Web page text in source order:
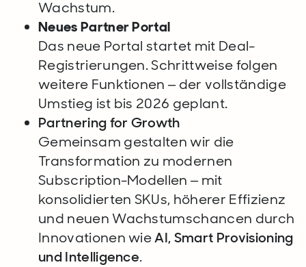
Wachstum.
Neues Partner Portal
Das neue Portal startet mit Deal-
Registrierungen. Schrittweise folgen
weitere Funktionen – der vollständige
Umstieg ist bis 2026 geplant.
Partnering for Growth
Gemeinsam gestalten wir die
Transformation zu modernen
Subscription-Modellen – mit
konsolidierten SKUs, höherer Effizienz
und neuen Wachstumschancen durch
Innovationen wieAI, Smart Provisioning
und Intelligence.